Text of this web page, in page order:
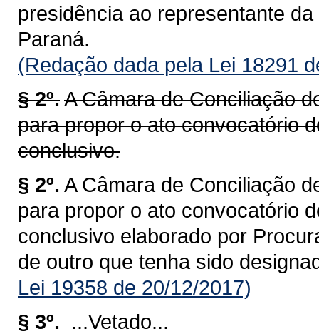
presidência ao representante
Paraná.
(Redação dada pela Lei 18291
§ 2º.A Câmara de Conciliação
para propor o ato convocatório
conclusivo.
§ 2º. A Câmara de Conciliação
para propor o ato convocatório
conclusivo elaborado por
de outro que tenha sido
Lei 19358 de 20/12/2017)
§ 3º.
...Vetado...